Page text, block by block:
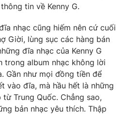
Infographic
Shorts video
VTV Thể thao
tin về Kenny G.
nhạc cũng hiếm nên cứ cuối
Giời, lùng sục các hàng bán
đĩa nhạc của Kenny G
trong album nhạc không lời
Gần như mọi đồng tiền để
vào đĩa, mà hầu hết là những
Trung Quốc. Chẳng sao,
bản nhạc yêu thích. Thập